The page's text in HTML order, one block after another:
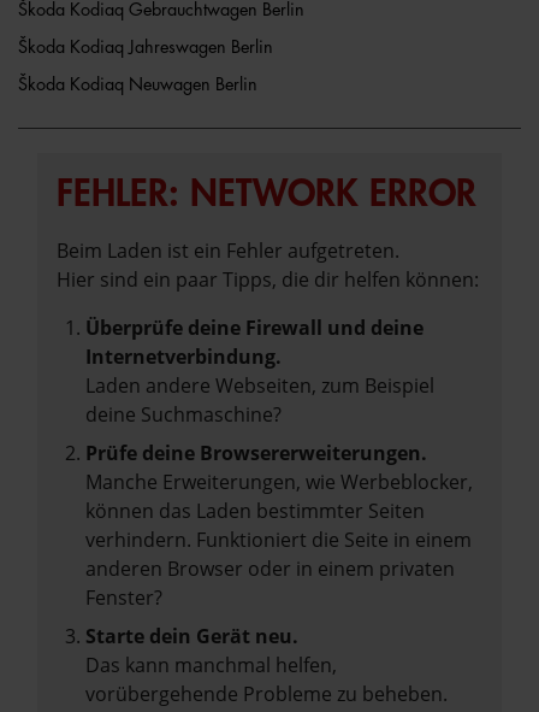
Škoda Kodiaq Gebrauchtwagen Berlin
Škoda Kodiaq Jahreswagen Berlin
Škoda Kodiaq Neuwagen Berlin
FEHLER: NETWORK ERROR
Beim Laden ist ein Fehler aufgetreten.
Hier sind ein paar Tipps, die dir helfen können:
Überprüfe deine Firewall und deine
Internetverbindung.
Laden andere Webseiten, zum Beispiel
deine Suchmaschine?
Prüfe deine Browsererweiterungen.
Manche Erweiterungen, wie Werbeblocker,
können das Laden bestimmter Seiten
verhindern. Funktioniert die Seite in einem
anderen Browser oder in einem privaten
Fenster?
Starte dein Gerät neu.
Das kann manchmal helfen,
vorübergehende Probleme zu beheben.